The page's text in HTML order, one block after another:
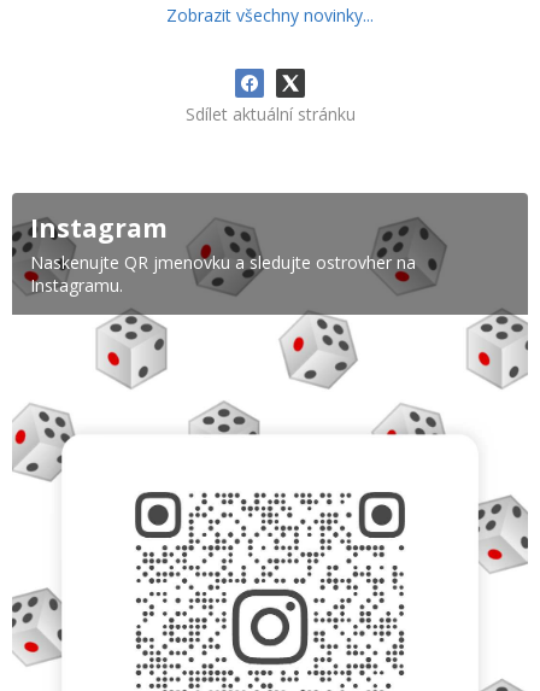
Zobrazit všechny novinky...
Sdílet aktuální stránku
Instagram
Naskenujte QR jmenovku a sledujte ostrovher na
Instagramu.